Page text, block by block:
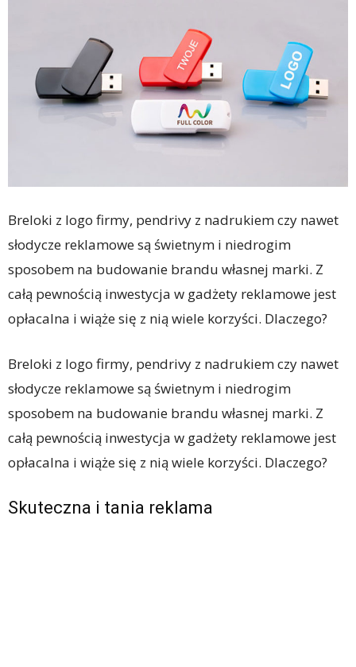
Breloki z logo firmy, pendrivy z nadrukiem czy nawet
słodycze reklamowe są świetnym i niedrogim
sposobem na budowanie brandu własnej marki. Z
całą pewnością inwestycja w gadżety reklamowe jest
opłacalna i wiąże się z nią wiele korzyści. Dlaczego?
Breloki z logo firmy, pendrivy z nadrukiem czy nawet
słodycze reklamowe są świetnym i niedrogim
sposobem na budowanie brandu własnej marki. Z
całą pewnością inwestycja w gadżety reklamowe jest
opłacalna i wiąże się z nią wiele korzyści. Dlaczego?
Skuteczna i tania reklama